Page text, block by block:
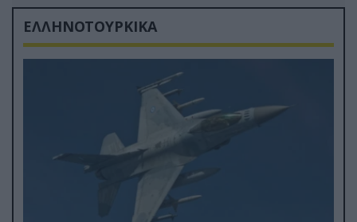
ΕΛΛΗΝΟΤΟΥΡΚΙΚΑ